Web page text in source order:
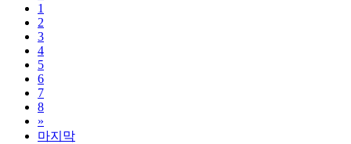
1
2
3
4
5
6
7
8
»
마지막